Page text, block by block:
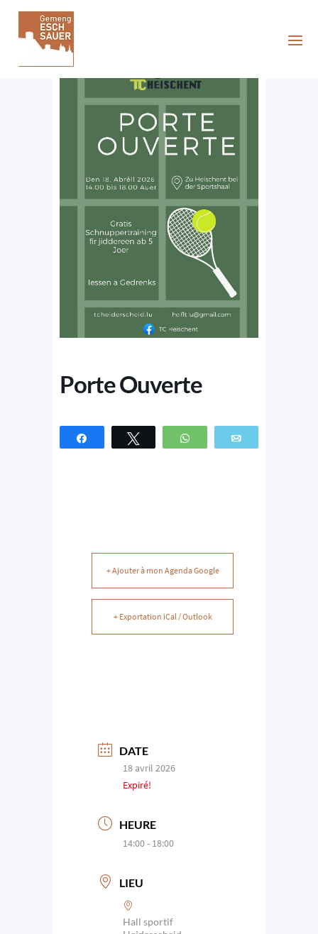
Porte Ouverte
Partagez Tweetez WhatsApp
+ Ajouter à mon Agenda Google
+ Exportation iCal / Outlook
DATE
18 avril 2026
Expiré!
HEURE
14:00 - 18:00
LIEU
Hall sportif